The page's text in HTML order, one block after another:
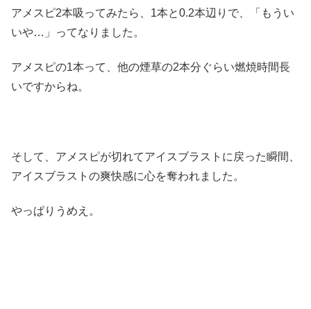
アメスピ2本吸ってみたら、1本と0.2本辺りで、「もうい
いや…」ってなりました。
アメスピの1本って、他の煙草の2本分ぐらい燃焼時間長
いですからね。
そして、アメスピが切れてアイスブラストに戻った瞬間、
アイスブラストの爽快感に心を奪われました。
やっぱりうめえ。